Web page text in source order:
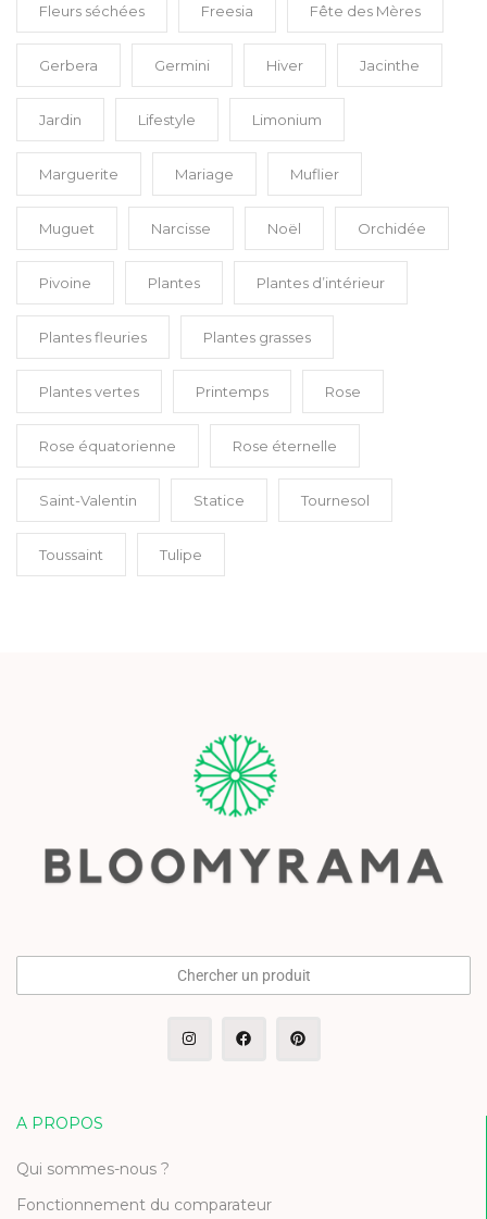
Fleurs séchées Freesia Fête des Mères
Gerbera Germini Hiver Jacinthe
Jardin Lifestyle Limonium
Marguerite Mariage Muflier
Muguet Narcisse Noël Orchidée
Pivoine Plantes Plantes d’intérieur
Plantes fleuries Plantes grasses
Plantes vertes Printemps Rose
Rose équatorienne Rose éternelle
Saint-Valentin Statice Tournesol
Toussaint Tulipe
Chercher un produit
A PROPOS
Qui sommes-nous ?
Fonctionnement du comparateur